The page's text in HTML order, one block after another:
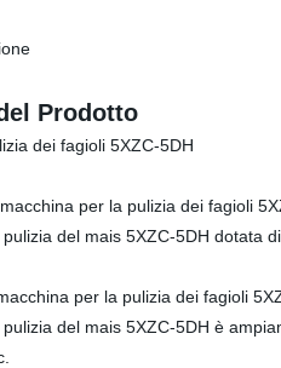
Prodotto
dei fagioli 5XZC-5DH
per la pulizia dei fagioli
del mais 5XZC-5DH dotata
per la pulizia dei fagioli
del mais 5XZC-5DH è